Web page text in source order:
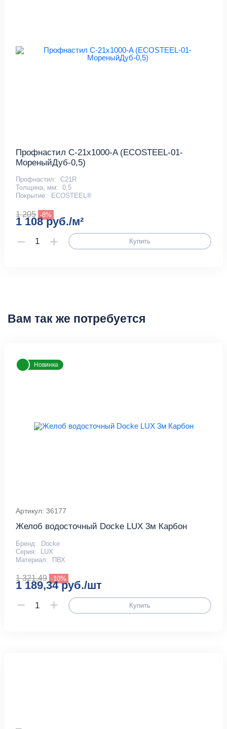
Профнастил С-21x1000-A (ECOSTEEL-01-
МореныйДуб-0,5)
Профнастил: С21R
Толщина, мм: 0,5
Покрытие:
ECOSTEEL®
1 205 -8%
1 108 руб./м²
Купить
Вам так же потребуется
Новинка
Артикул: 36177
Желоб водосточный Docke LUX 3м Карбон
Бренд:
Docke
Серия:
LUX
Материал:
ПВХ
1 321,49 -10%
1 189,34 руб./шт
Купить